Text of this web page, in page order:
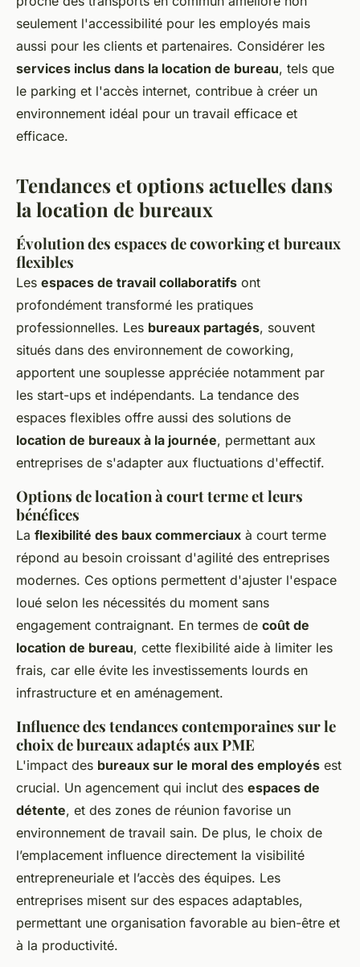
seulement l'accessibilité pour les employés mais
aussi pour les clients et partenaires. Considérer les
services inclus dans la location de bureau, tels que
le parking et l'accès internet, contribue à créer un
environnement idéal pour un travail efficace et
efficace.
Tendances et options actuelles dans
la location de bureaux
Évolution des espaces de coworking et bureaux
flexibles
Les espaces de travail collaboratifs ont
profondément transformé les pratiques
professionnelles. Les bureaux partagés, souvent
situés dans des environnement de coworking,
apportent une souplesse appréciée notamment par
les start-ups et indépendants. La tendance des
espaces flexibles offre aussi des solutions de
location de bureaux à la journée, permettant aux
entreprises de s'adapter aux fluctuations d'effectif.
Options de location à court terme et leurs
bénéfices
La flexibilité des baux commerciaux à court terme
répond au besoin croissant d'agilité des entreprises
modernes. Ces options permettent d'ajuster l'espace
loué selon les nécessités du moment sans
engagement contraignant. En termes de coût de
location de bureau, cette flexibilité aide à limiter les
frais, car elle évite les investissements lourds en
infrastructure et en aménagement.
Influence des tendances contemporaines sur le
choix de bureaux adaptés aux PME
L'impact des bureaux sur le moral des employés est
crucial. Un agencement qui inclut des espaces de
détente, et des zones de réunion favorise un
environnement de travail sain. De plus, le choix de
l’emplacement influence directement la visibilité
entrepreneuriale et l’accès des équipes. Les
entreprises misent sur des espaces adaptables,
permettant une organisation favorable au bien-être et
à la productivité.